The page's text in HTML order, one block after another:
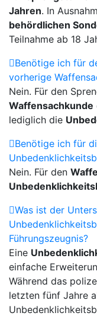
Jahren. In
behördlichen
Teilnahme ab 18
Benötige ich für
vorherige
Nein. Für den
Waffensachkunde
lediglich die
Benötige ich für
Nein. Für den
Was ist der
Führungszeugnis?
Eine
einfache
Während das
letzten fünf Jahre